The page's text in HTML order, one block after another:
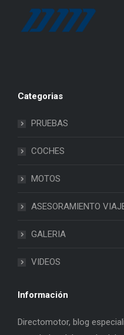
Categorias
PRUEBAS
COCHES
MOTOS
ASESORAMIENTO
GALERIA
VIDEOS
Información
Directomotor, blog